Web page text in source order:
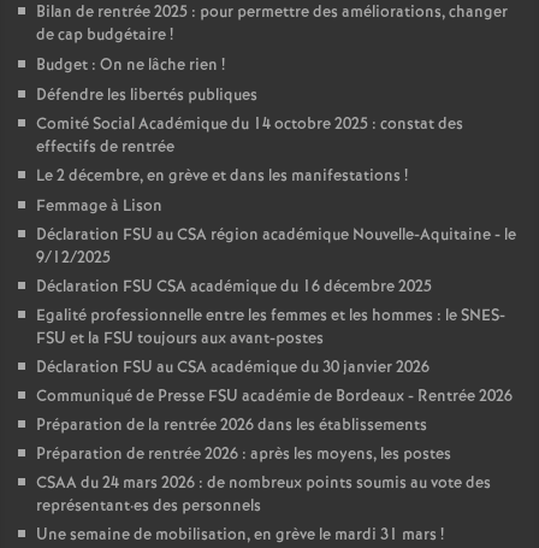
Bilan de rentrée 2025 : pour permettre des améliorations, changer
de cap budgétaire!
Budget : On ne lâche rien !
Défendre les libertés publiques
Comité Social Académique du 14 octobre 2025 : constat des
effectifs de rentrée
Le 2 décembre, en grève et dans les manifestations !
Femmage à Lison
Déclaration FSU au CSA région académique Nouvelle-Aquitaine - le
9/12/2025
Déclaration FSU CSA académique du 16 décembre 2025
Egalité professionnelle entre les femmes et les hommes : le SNES-
FSU et la FSU toujours aux avant-postes
Déclaration FSU au CSA académique du 30 janvier 2026
Communiqué de Presse FSU académie de Bordeaux - Rentrée 2026
Préparation de la rentrée 2026 dans les établissements
Préparation de rentrée 2026 : après les moyens, les postes
CSAA du 24 mars 2026 : de nombreux points soumis au vote des
représentant·es des personnels
Une semaine de mobilisation, en grève le mardi 31 mars !